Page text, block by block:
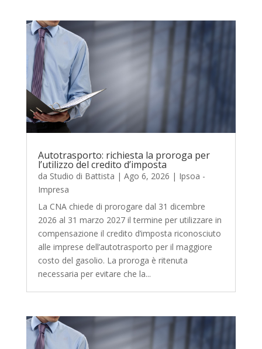
Autotrasporto: richiesta la proroga per
l’utilizzo del credito d’imposta
da Studio di Battista | Ago 6, 2026 | Ipsoa -
Impresa
La CNA chiede di prorogare dal 31 dicembre
2026 al 31 marzo 2027 il termine per utilizzare in
compensazione il credito d’imposta riconosciuto
alle imprese dell’autotrasporto per il maggiore
costo del gasolio. La proroga è ritenuta
necessaria per evitare che la...